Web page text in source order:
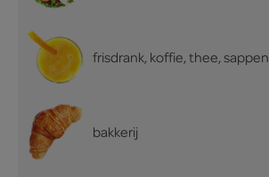
frisdrank, koffie, thee, sappen
bakkerij